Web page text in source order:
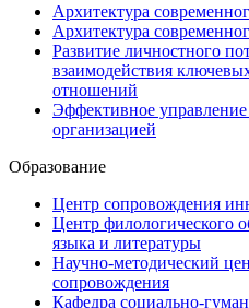
Архитектура
Архитектура
Развитие личностного
взаимодействия
отношений
Эффективное управление
организацией
Образование
Центр сопровождения
Центр филологического
языка и литературы
Научно-методический
сопровождения
Кафедра социально-